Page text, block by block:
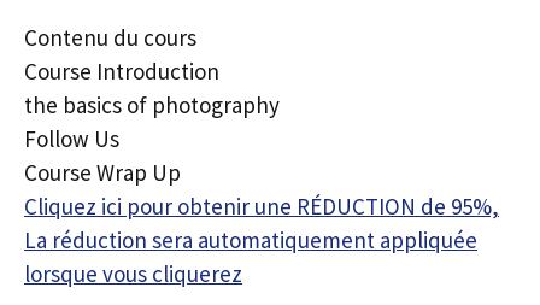
Contenu du cours
Course Introduction
the basics of photography
Follow Us
Course Wrap Up
Cliquez ici pour obtenir une RÉDUCTION de 95%,
La réduction sera automatiquement appliquée
lorsque vous cliquerez